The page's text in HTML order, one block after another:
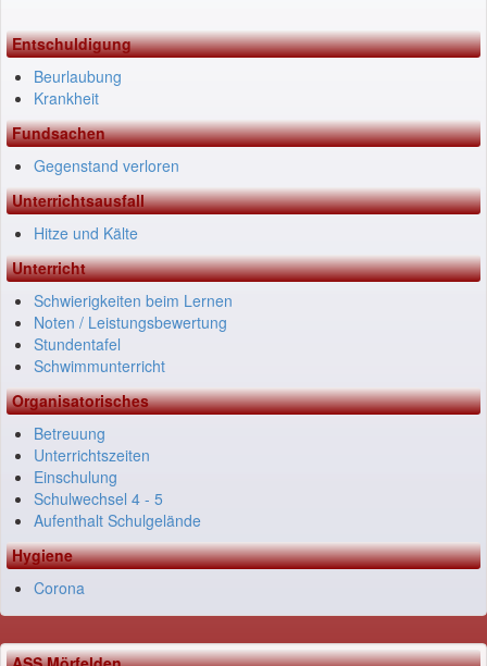
Entschuldigung
Beurlaubung
Krankheit
Fundsachen
Gegenstand verloren
Unterrichtsausfall
Hitze und Kälte
Unterricht
Schwierigkeiten beim Lernen
Noten / Leistungsbewertung
Stundentafel
Schwimmunterricht
Organisatorisches
Betreuung
Unterrichtszeiten
Einschulung
Schulwechsel 4 - 5
Aufenthalt Schulgelände
Hygiene
Corona